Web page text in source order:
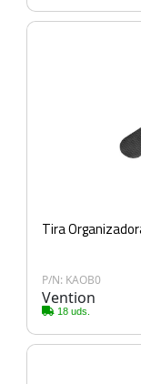
Tira
P/N: KAOB0
Vention
18 uds.